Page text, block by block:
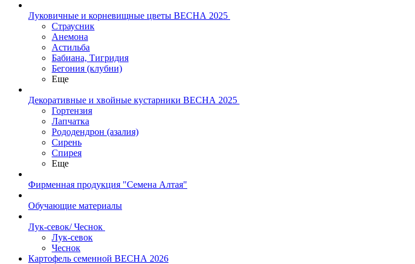
Луковичные и корневищные цветы ВЕСНА 2025
Страусник
Анемона
Астильба
Бабиана, Тигридия
Бегония (клубни)
Еще
Декоративные и хвойные кустарники ВЕСНА 2025
Гортензия
Лапчатка
Рододендрон (азалия)
Сирень
Спирея
Еще
Фирменная продукция "Семена Алтая"
Обучающие материалы
Лук-севок/ Чеснок
Лук-севок
Чеснок
Картофель семенной ВЕСНА 2026